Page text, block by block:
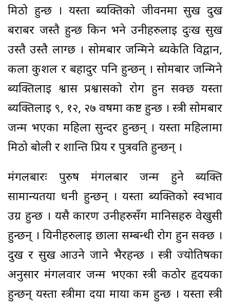
मिठो हुन्छ । यस्ता ब्यक्तिको जीवनमा सुख दुख
बराबर जस्तै हुन्छ किन भने उनीहरुलाई दुःख सुख
उस्तै उस्तै लाग्छ । सोमबार जन्मिने ब्यकेति विद्वान,
कला कुशल र बहादुर पनि हुन्छन् । सोमबार जन्मिने
ब्यक्तिलाई श्वास प्रश्वासको रोग हुन सक्छ यस्ता
ब्यक्तिलाई ९, १२, २७ वर्षमा कष्ट हुन्छ । स्त्री सोमबार
जन्म भएका महिला सुन्दर हुन्छन् । यस्ता महिलामा
मिठो बोली र शान्ति प्रिय र पुत्रवति हुन्छन् ।
मंगलबारः पुरुष मंगलबार जन्म हुने ब्यक्ति
सामान्यतया धनी हुन्छन् । यस्ता ब्यक्तिको स्वभाव
उग्र हुन्छ । यसै कारण उनीहरुसँग मानिसहरु वेखुसी
हुन्छन् । यिनीहरुलाई छाला सम्बन्धी रोग हुन सक्छ ।
दुख र सुख आउने जाने भैरहन्छ । स्त्री ज्योतिषका
अनुसार मंगलवार जन्म भएका स्त्री कठोर हृदयका
हुन्छन् यस्ता स्त्रीमा दया माया कम हुन्छ । यस्ता स्त्री